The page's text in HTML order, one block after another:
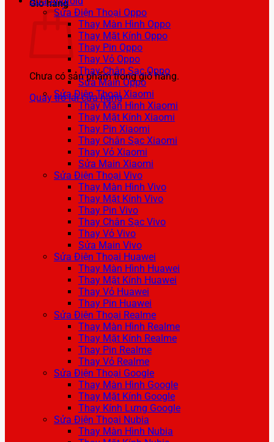
Giỏ hàng
Chưa có sản phẩm trong giỏ hàng.
Quay trở lại cửa hàng
Sửa Điện Thoại Oppo
Thay Màn Hình Oppo
Thay Mặt Kính Oppo
Thay Pin Oppo
Thay Vỏ Oppo
Thay Chân Sạc Oppo
Sửa Main Oppo
Sửa Điện Thoại Xiaomi
Thay Màn Hình Xiaomi
Thay Mặt Kính Xiaomi
Thay Pin Xiaomi
Thay Chân Sạc Xiaomi
Thay Vỏ Xiaomi
Sửa Main Xiaomi
Sửa Điện Thoại Vivo
Thay Màn Hình Vivo
Thay Mặt Kính Vivo
Thay Pin Vivo
Thay Chân Sạc Vivo
Thay Vỏ Vivo
Sửa Main Vivo
Sửa Điện Thoại Huawei
Thay Màn Hình Huawei
Thay Mặt Kính Huawei
Thay Vỏ Huawei
Thay Pin Huawei
Sửa Điện Thoại Realme
Thay Màn Hình Realme
Thay Mặt Kính Realme
Thay Pin Realme
Thay Vỏ Realme
Sửa Điện Thoại Google
Thay Màn Hình Google
Thay Mặt Kính Google
Thay Kính Lưng Google
Sửa Điện Thoại Nubia
Thay Màn Hình Nubia